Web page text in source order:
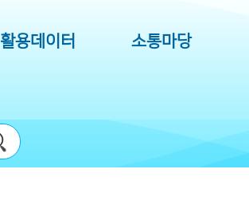
활용데이터 소통마당